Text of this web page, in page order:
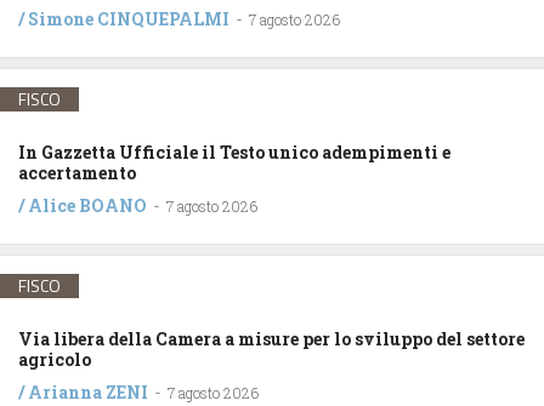
/Simone CINQUEPALMI - 7 agosto 2026
FISCO
In Gazzetta Ufficiale il Testo unico adempimenti e
accertamento
/Alice BOANO - 7 agosto 2026
FISCO
Via libera della Camera a misure per lo sviluppo del settore
agricolo
/Arianna ZENI - 7 agosto 2026